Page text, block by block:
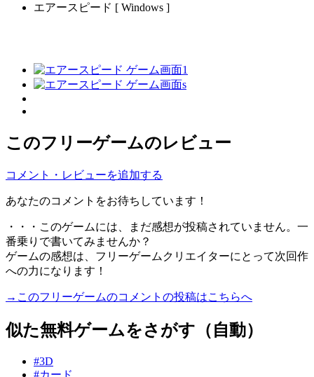
エアースピード [ Windows ]
このフリーゲームのレビュー
コメント・レビューを追加する
あなたのコメントをお待ちしています！
・・・このゲームには、まだ感想が投稿されていません。一
番乗りで書いてみませんか？
ゲームの感想は、フリーゲームクリエイターにとって次回作
への力になります！
→このフリーゲームのコメントの投稿はこちらへ
似た無料ゲームをさがす（自動）
#3D
#カード